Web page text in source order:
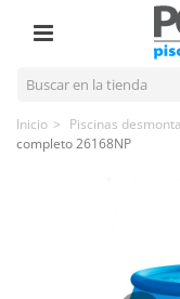
Inicio > Piscinas
completo 26168NP